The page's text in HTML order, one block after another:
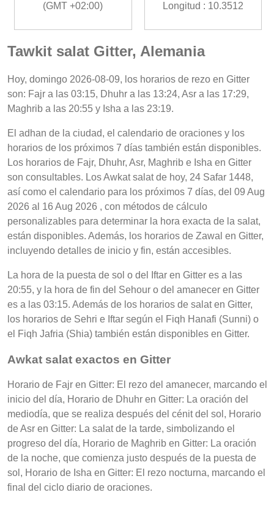
(GMT +02:00) Longitud : 10.3512
Tawkit salat Gitter, Alemania
Hoy, domingo 2026-08-09, los horarios de rezo en Gitter
son: Fajr a las 03:15, Dhuhr a las 13:24, Asr a las 17:29,
Maghrib a las 20:55 y Isha a las 23:19.
El adhan de la ciudad, el calendario de oraciones y los
horarios de los próximos 7 días también están disponibles.
Los horarios de Fajr, Dhuhr, Asr, Maghrib e Isha en Gitter
son consultables. Los Awkat salat de hoy, 24 Safar 1448,
así como el calendario para los próximos 7 días, del 09 Aug
2026 al 16 Aug 2026 , con métodos de cálculo
personalizables para determinar la hora exacta de la salat,
están disponibles. Además, los horarios de Zawal en Gitter,
incluyendo detalles de inicio y fin, están accesibles.
La hora de la puesta de sol o del Iftar en Gitter es a las
20:55, y la hora de fin del Sehour o del amanecer en Gitter
es a las 03:15. Además de los horarios de salat en Gitter,
los horarios de Sehri e Iftar según el Fiqh Hanafi (Sunni) o
el Fiqh Jafria (Shia) también están disponibles en Gitter.
Awkat salat exactos en Gitter
Horario de Fajr en Gitter: El rezo del amanecer, marcando el
inicio del día, Horario de Dhuhr en Gitter: La oración del
mediodía, que se realiza después del cénit del sol, Horario
de Asr en Gitter: La salat de la tarde, simbolizando el
progreso del día, Horario de Maghrib en Gitter: La oración
de la noche, que comienza justo después de la puesta de
sol, Horario de Isha en Gitter: El rezo nocturna, marcando el
final del ciclo diario de oraciones.